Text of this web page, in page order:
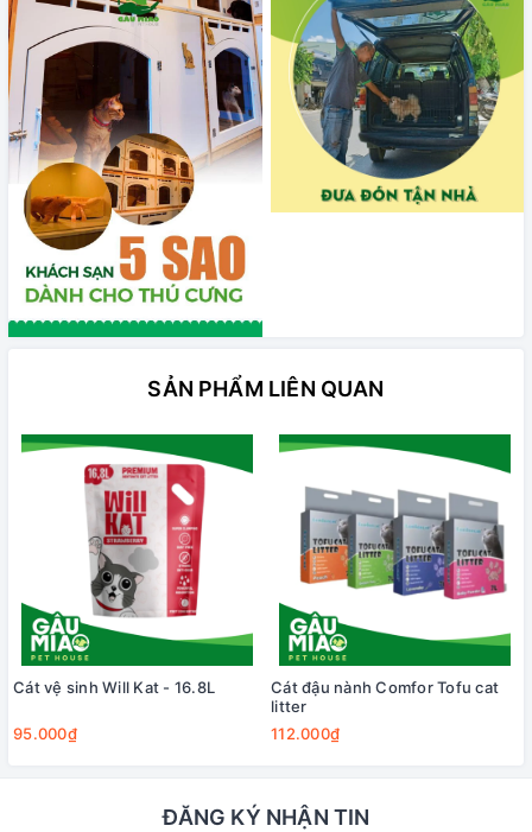
SẢN PHẨM LIÊN QUAN
Cát vệ sinh Will Kat - 16.8L
95.000₫
Cát đậu nành Comfor Tofu cat
litter
112.000₫
ĐĂNG KÝ NHẬN TIN